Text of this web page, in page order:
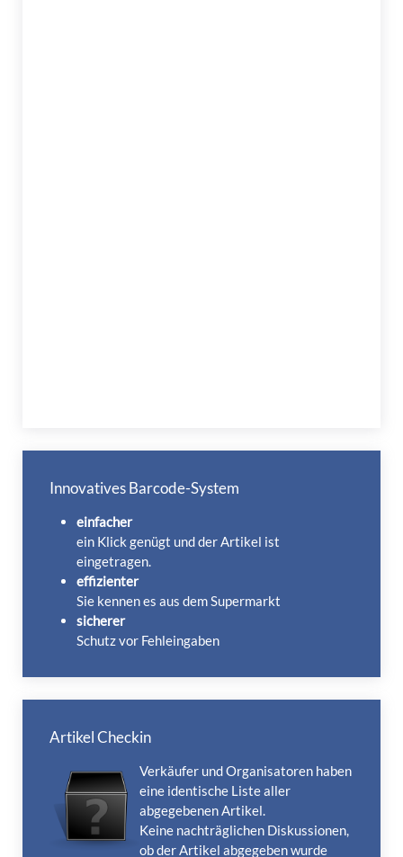
Innovatives Barcode-System
einfacher
ein Klick genügt und der Artikel ist
eingetragen.
effizienter
Sie kennen es aus dem Supermarkt
sicherer
Schutz vor Fehleingaben
Artikel Checkin
Verkäufer und Organisatoren haben
eine identische Liste aller
abgegebenen Artikel.
Keine nachträglichen Diskussionen,
ob der Artikel abgegeben wurde